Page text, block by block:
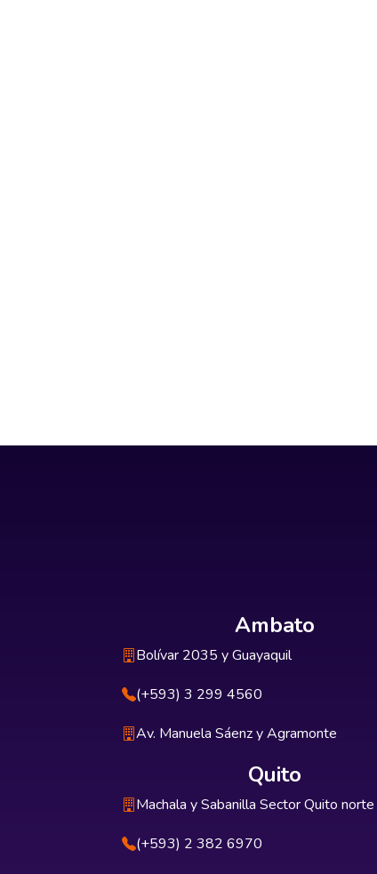
Ambato
Bolívar 2035 y Guayaquil
(+593) 3 299 4560
Av. Manuela Sáenz y Agramonte
Quito
Machala y Sabanilla Sector Quito norte
(+593) 2 382 6970